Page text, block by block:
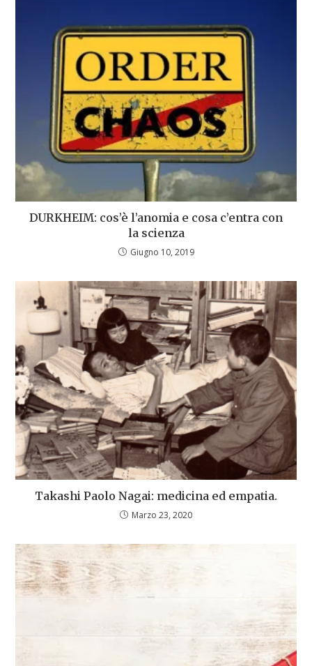
DURKHEIM: cos’è l’anomia e cosa c’entra con
la scienza
Giugno 10, 2019
Takashi Paolo Nagai: medicina ed empatia.
Marzo 23, 2020